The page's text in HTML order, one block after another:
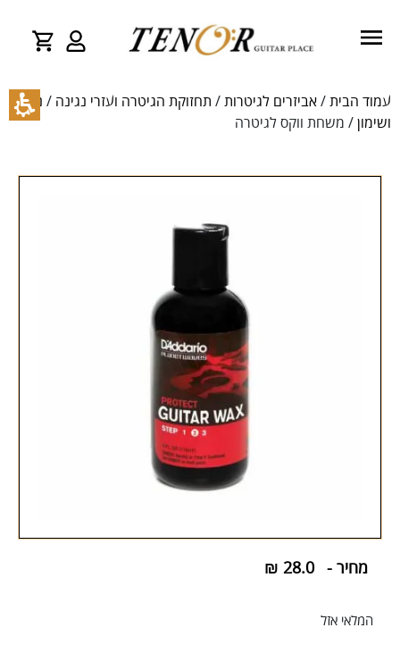
עמוד הבית / אביזרים לגיטרות / תחזוקת הגיטרה ועזרי נגינה / ניקוי
ושימון / משחת ווקס לגיטרה
מחיר - ₪ 28.0
המלאי אזל